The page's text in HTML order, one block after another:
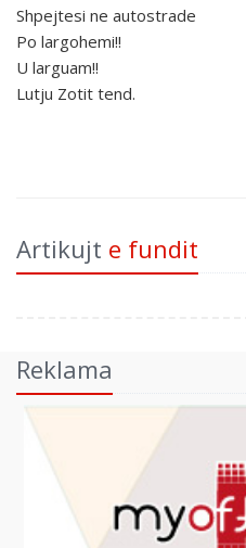
Shpejtesi ne autostrade
Po largohemi!!
U larguam!!
Lutju Zotit tend.
Artikujt e fundit
Reklama